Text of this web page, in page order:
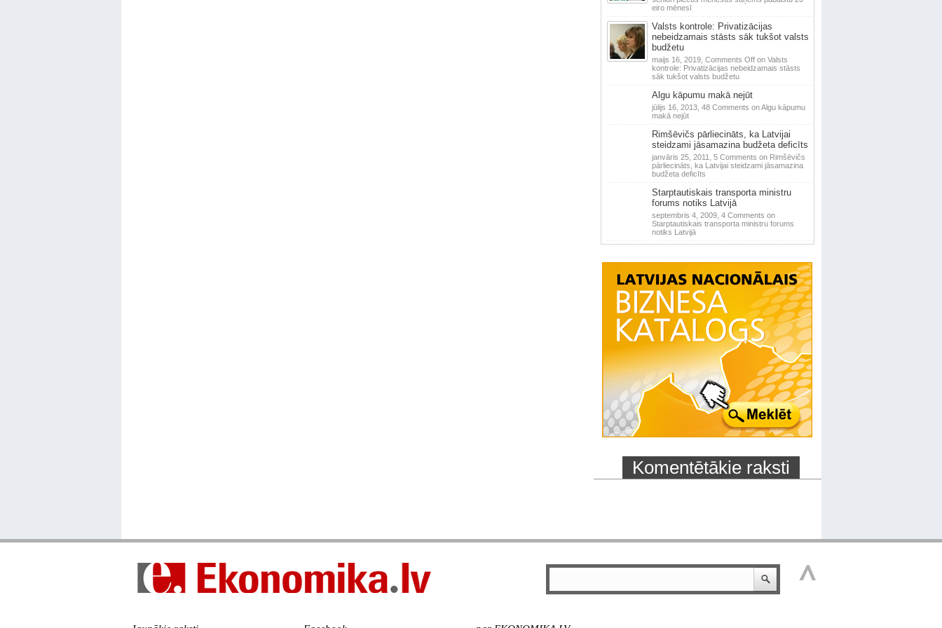
eiro mēnesī
Valsts kontrole: Privatizācijas
nebeidzamais stāsts sāk tukšot valsts
budžetu
maijs 16, 2019, Comments Offon Valsts
kontrole: Privatizācijas nebeidzamais stāsts
sāk tukšot valsts budžetu
Algu kāpumu makā nejūt
jūlijs 16, 2013, 48 Comments on Algu kāpumu
makā nejūt
Rimšēvičs pārliecināts, ka Latvijai
steidzami jāsamazina budžeta deficīts
janvāris 25, 2011, 5 Comments on Rimšēvičs
pārliecināts, ka Latvijai steidzami jāsamazina
budžeta deficīts
Starptautiskais transporta ministru
forums notiks Latvijā
septembris 4, 2009, 4 Comments on
Starptautiskais transporta ministru forums
notiks Latvijā
Komentētākie raksti